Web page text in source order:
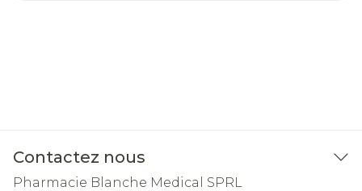
Contactez nous
Pharmacie Blanche Medical SPRL